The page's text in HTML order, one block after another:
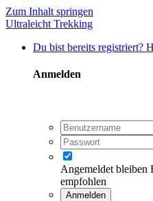
Zum Inhalt springen
Ultraleicht Trekking
Du bist bereits registriert?
Anmelden
Angemeldet bleiben
empfohlen
Anmelden